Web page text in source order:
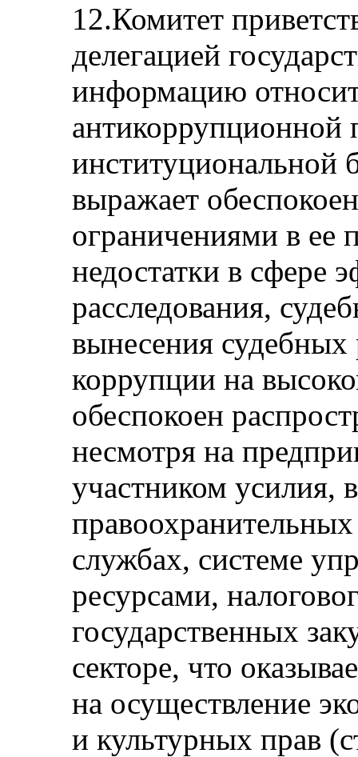
12.Комитет
делегацией
информацию
антикоррупционной
институциональной
выражает
ограничениями в ее
недостатки в сфере
расследования,
вынесения
коррупции на
обеспокоен
несмотря на
участником усилия,
службах, системе
ресурсами,
государственных
секторе, что
на осуществление
и культурных прав